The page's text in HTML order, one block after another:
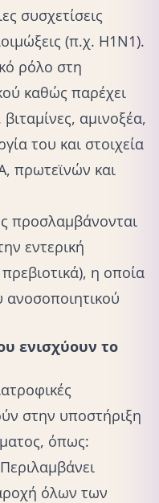
συσχετίσεις
(π.χ. H1N1).
ρόλο στη
καθώς παρέχει
αμινοξέα,
του και στοιχεία
πρωτεϊνών και
προσλαμβάνονται
εντερική
η οποία
ενισχύουν το
στην υποστήριξη
όπως:
όλων των